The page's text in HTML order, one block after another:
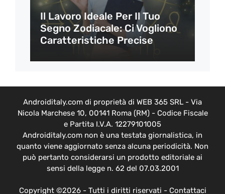
Il Lavoro Ideale Per Il Tuo
Segno Zodiacale: Ci Vogliono
Caratteristiche Precise
Androiditaly.com di proprietà di WEB 365 SRL - Via
Nicola Marchese 10, 00141 Roma (RM) - Codice Fiscale
e Partita I.V.A. 12279101005
Androiditaly.com non è una testata giornalistica, in
quanto viene aggiornato senza alcuna periodicità. Non
può pertanto considerarsi un prodotto editoriale ai
sensi della legge n. 62 del 07.03.2001
Copyright ©2026 - Tutti i diritti riservati - Contattaci